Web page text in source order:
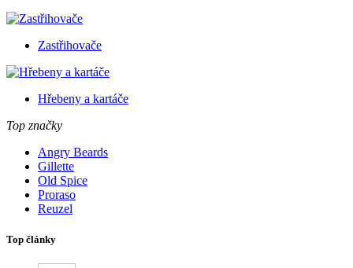
Zastřihovače
Hřebeny a kartáče
Top značky
Angry Beards
Gillette
Old Spice
Proraso
Reuzel
Top články